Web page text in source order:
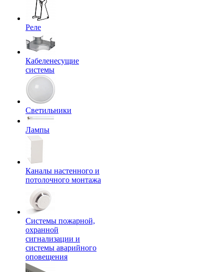
Реле
Кабеленесущие
системы
Светильники
Лампы
Каналы настенного и
потолочного монтажа
Системы пожарной,
охранной
сигнализации и
системы аварийного
оповещения